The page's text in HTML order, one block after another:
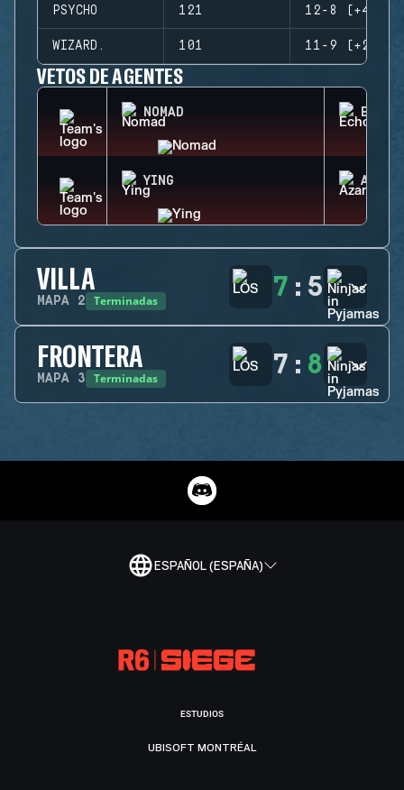
PSYCHO 121 12-8 (+4)
WIZARD. 101 11-9 (+2)
VETOS DE AGENTES
NOMAD ECHO
YING AZAMI
VILLA
MAPA 2 Terminadas 7 : 5
FRONTERA
MAPA 3 Terminadas 7 : 8
ESPAÑOL (ESPAÑA)
ESTUDIOS
UBISOFT MONTRÉAL